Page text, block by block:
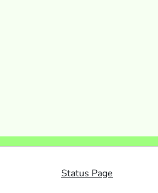
Status Page